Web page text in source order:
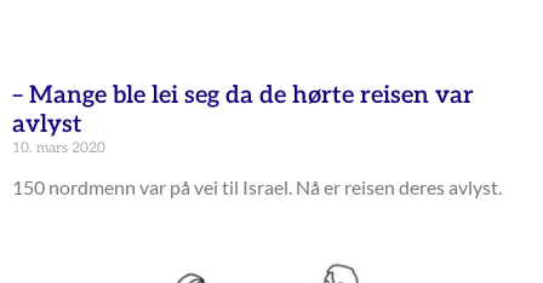
– Mange ble lei seg da de hørte reisen var
avlyst
10. mars 2020
150 nordmenn var på vei til Israel. Nå er reisen deres avlyst.